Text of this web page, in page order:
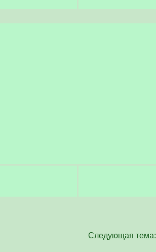
Следующая тема: